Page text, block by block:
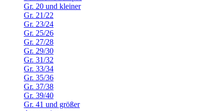
Gr. 20 und kleiner
Gr. 21/22
Gr. 23/24
Gr. 25/26
Gr. 27/28
Gr. 29/30
Gr. 31/32
Gr. 33/34
Gr. 35/36
Gr. 37/38
Gr. 39/40
Gr. 41 und größer